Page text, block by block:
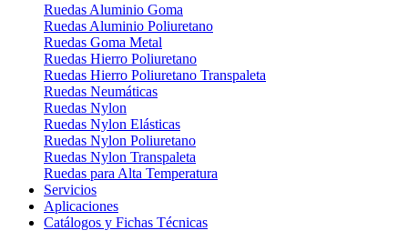
Ruedas Aluminio Goma
Ruedas Aluminio Poliuretano
Ruedas Goma Metal
Ruedas Hierro Poliuretano
Ruedas Hierro Poliuretano Transpaleta
Ruedas Neumáticas
Ruedas Nylon
Ruedas Nylon Elásticas
Ruedas Nylon Poliuretano
Ruedas Nylon Transpaleta
Ruedas para Alta Temperatura
Servicios
Aplicaciones
Catálogos y Fichas Técnicas